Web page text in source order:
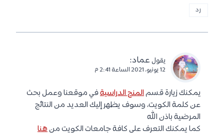
رد
يقول عماد:
12 يونيو، 2021 الساعة 2:41 م
يمكنك زيارة قسمالمنح الدراسيةفي موقعنا وعمل بحث
عن كلمة الكويت، وسوف يظهر إليك العديد من النتائج
المرضية باذن الله
كما يمكنك التعرف على كافة جامعات الكويت منهنا